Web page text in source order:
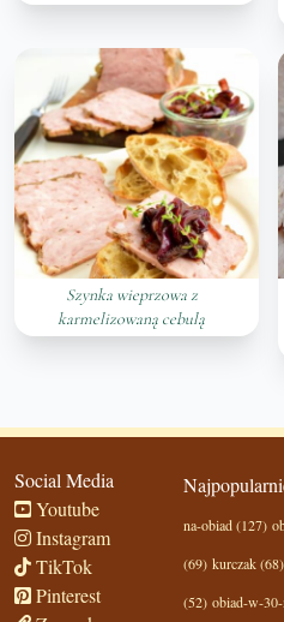
Szynka wieprzowa z
karmelizowaną cebulą
Social Media
Youtube
Instagram
TikTok
Pinterest
na-obiad (127)
(69) kurczak (68)
(52) obiad-w-